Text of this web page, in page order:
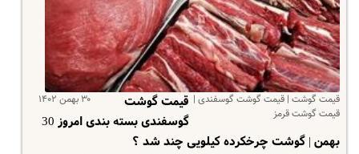
قیمت گوشت | قیمت گوشت گوسفندی |
قیمت گوشت قرمز
۳۰ بهمن ۱۴۰۲
قیمت گوشت
گوسفندی بسته بندی امروز 30
بهمن | گوشت چرخکرده کیلویی چند شد ؟